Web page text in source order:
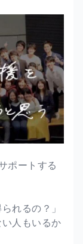
ポートする
れるの？」
人もいるか